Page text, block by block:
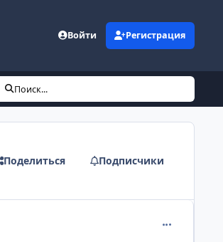
Войти Регистрация
Поиск...
Поделиться Подписчики